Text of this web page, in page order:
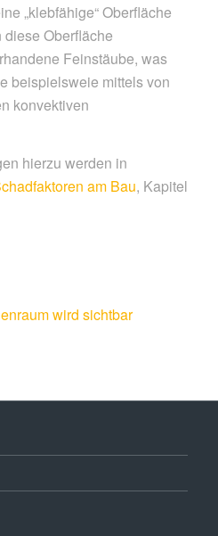
„klebfähige“ Oberfläche
Oberfläche
Feinstäube, was
beispielsweie mittels von
konvektiven
hierzu werden in
am Bau, Kapitel
wird sichtbar